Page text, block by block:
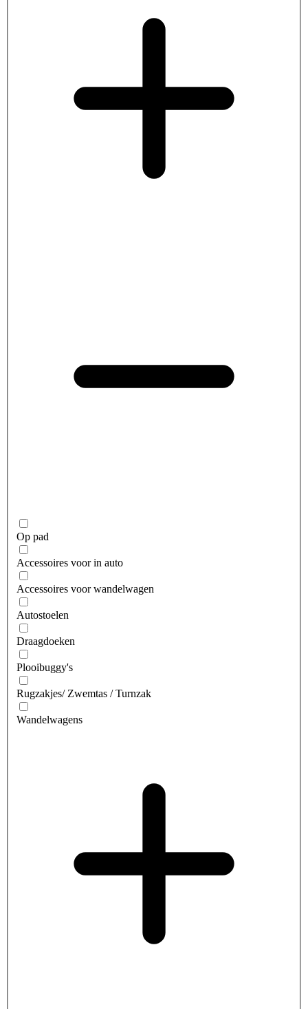
Op pad
Accessoires voor in auto
Accessoires voor wandelwagen
Autostoelen
Draagdoeken
Plooibuggy's
Rugzakjes/ Zwemtas / Turnzak
Wandelwagens